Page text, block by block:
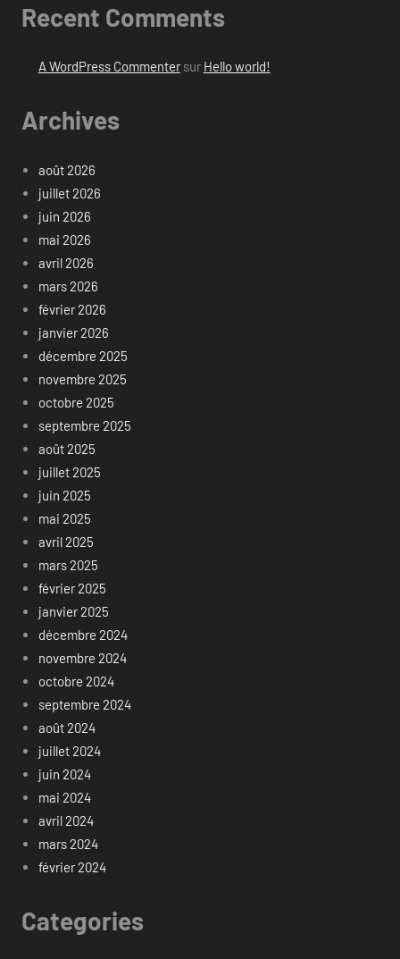
Recent Comments
A WordPress Commentersur Hello world!
Archives
août 2026
juillet 2026
juin 2026
mai 2026
avril 2026
mars 2026
février 2026
janvier 2026
décembre 2025
novembre 2025
octobre 2025
septembre 2025
août 2025
juillet 2025
juin 2025
mai 2025
avril 2025
mars 2025
février 2025
janvier 2025
décembre 2024
novembre 2024
octobre 2024
septembre 2024
août 2024
juillet 2024
juin 2024
mai 2024
avril 2024
mars 2024
février 2024
Categories